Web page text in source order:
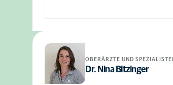
OBERÄRZTE UND
Dr. Nina Bitzinger